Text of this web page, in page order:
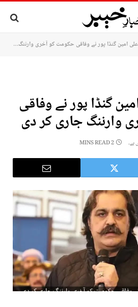
امین گنڈا پور نے وفاقی حکومت کو آخری وارننگ جاری کر دی
گنڈا پور نے وفاقی
وارننگ جاری کر دی
ہے۔ 2 MINS READ